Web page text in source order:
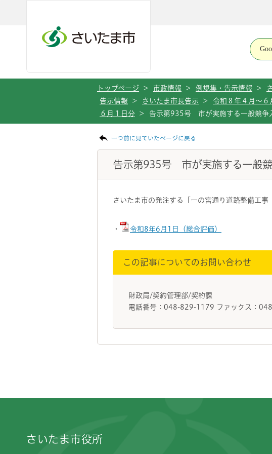
トップページ > 市政情報 > 例規集・告示情報 >
告示情報
> さいたま市長告示 > 令和８年４月～６
６月１日分
> 告示第935号 市が実施する一般競争
一つ前に見ていたページに戻る
告示第935号 市が実施する一般
さいたま市の発注する「一の宮通り道路整備工
・ 令和8年6月1日（総合評価）
この記事についてのお問い合わせ
財政局/契約管理部/契約課
電話番号：048-829-1179 ファックス：
さいたま市役所